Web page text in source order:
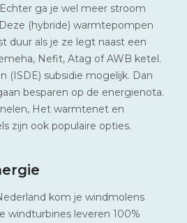
ga je wel meer stroom
(hybride) warmtepompen
duur als je ze legt naast een
Nefit, Atag of AWB ketel.
(ISDE) subsidie mogelijk. Dan
besparen op de energienota.
Het warmtenet en
zijn ook populaire opties.
kom je windmolens
windturbines leveren 100%